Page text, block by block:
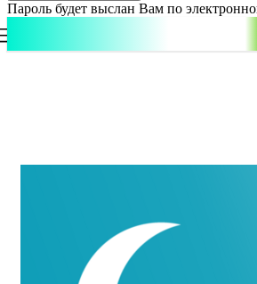
Пароль будет выслан Вам по